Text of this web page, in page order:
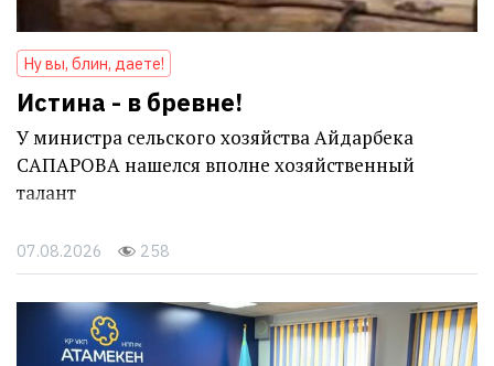
Ну вы, блин, даете!
Истина - в бревне!
У министра сельского хозяйства Айдарбека
САПАРОВА нашелся вполне хозяйственный
талант
07.08.2026 258